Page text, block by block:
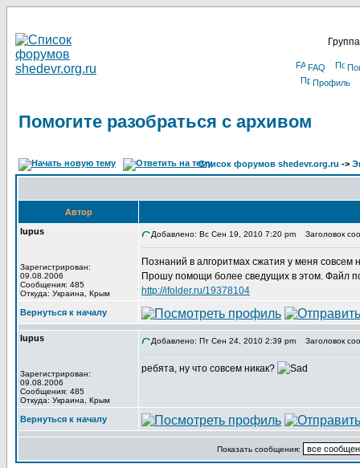
FAQ
Профиль
Помогите разобраться с архивом
Список форумов shedevr.org.ru ->
Автор
lupus
Зарегистрирован:
09.08.2006
Сообщения: 485
Откуда: Украина, Крым
Добавлено: Вс Сен 19, 2010 7:20 pm Заголовок
Познаний в алгоритмах сжатия у меня совсем
Прошу помощи более сведущих в этом. Файл
http://ifolder.ru/19378104
Вернуться к началу
lupus
Зарегистрирован:
09.08.2006
Сообщения: 485
Откуда: Украина, Крым
Добавлено: Пт Сен 24, 2010 2:39 pm Заголовок
ребята, ну что совсем никак?
Вернуться к началу
Показать сообщения: